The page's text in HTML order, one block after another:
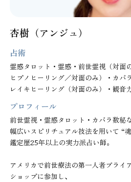
杏樹（アンジュ）
占術
霊感タロット・霊感・前世霊視（対面
ヒプノヒーリング／対面のみ）・カバ
レイキヒーリング（対面のみ）・観音
プロフィール
前世霊視・霊感タロット・カバラ数秘な
幅広いスピリチュアル技法を用いて “
鑑定歴25年以上の実力派占い師。
アメリカで前世療法の第一人者ブライ
ショップに参加し、